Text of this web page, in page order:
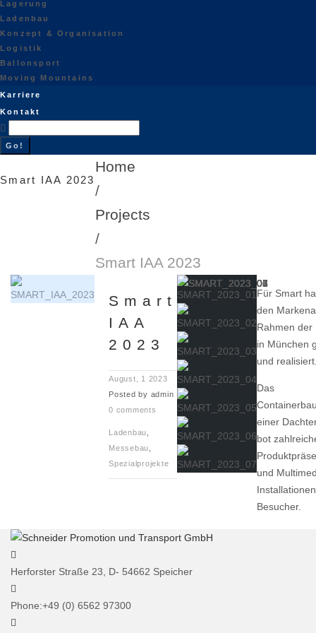
Lagerung
Ladenbau
Konzept & Organisation
Logistik
Ballonsport
Moving Mountains
Karriere
Kontakt
Search
for:Go!
Smart IAA 2023
Home
/
Projects
/
Smart IAA 2023
Smart
IAA
2023
August, 1 2023
Posted by admin
0 comments
Ladenbau
Messebau
Spezialprojekte
Für Smart
den
Rahmen der
in München
und
Das
einer
bot
und
Besucher.
Herforster Straße 23, D- 54662 Speicher
Phone:+49 (0) 6562 97300